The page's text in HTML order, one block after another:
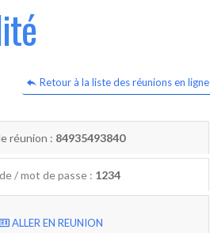
Retour à la liste des réunions en ligne
réunion : 84935493840
/ mot de passe : 1234
ALLER EN REUNION